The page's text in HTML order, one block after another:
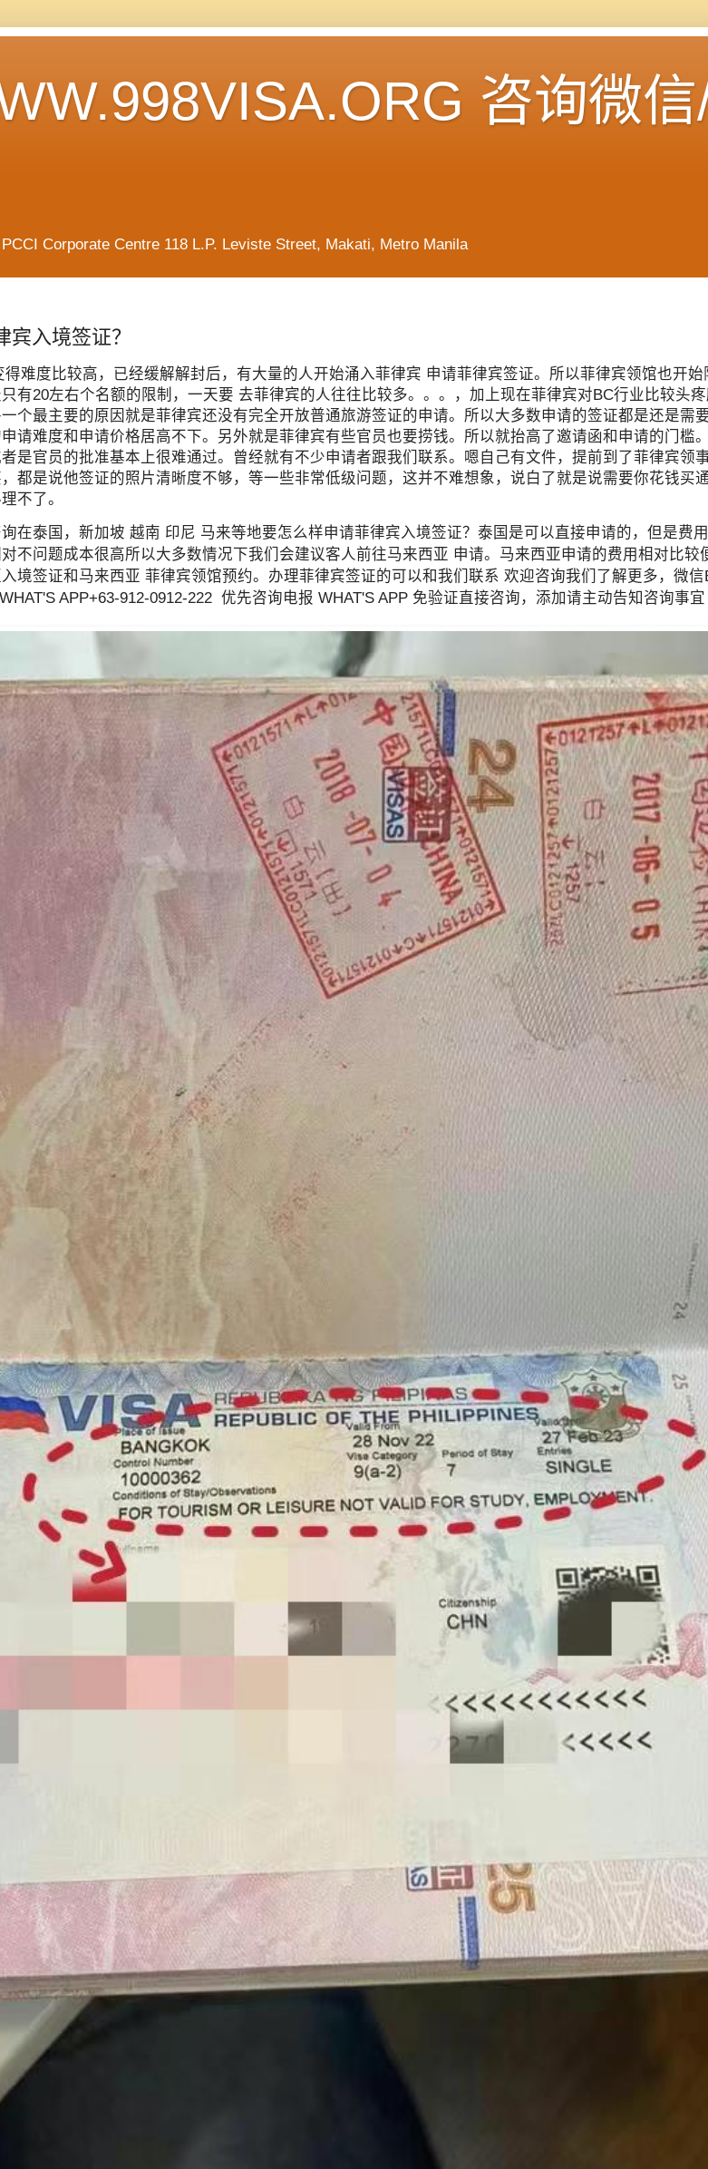
咨询微
Corporate Centre 118 L.P. Leviste Street, Makati, Metro Manila
入境签证？
难度比较高，已经缓解解封后，有大量的人开始涌入菲律宾 申请菲律宾签证。所以菲律宾领馆也开
有20左右个名额的限制，一天要 去菲律宾的人往往比较多。。。，加上现在菲律宾对BC行业比较头
个最主要的原因就是菲律宾还没有完全开放普通旅游签证的申请。所以大多数申请的签证都是还是需
请难度和申请价格居高不下。另外就是菲律宾有些官员也要捞钱。所以就抬高了邀请函和申请的门槛
是官员的批准基本上很难通过。曾经就有不少申请者跟我们联系。嗯自己有文件，提前到了菲律宾领
都是说他签证的照片清晰度不够，等一些非常低级问题，这并不难想象，说白了就是说需要你花钱买
不了。
在泰国，新加坡 越南 印尼 马来等地要怎么样申请菲律宾入境签证？泰国是可以直接申请的，但是费
不问题成本很高所以大多数情况下我们会建议客人前往马来西亚 申请。马来西亚申请的费用相对比较
境签证和马来西亚 菲律宾领馆预约。办理菲律宾签证的可以和我们联系 欢迎咨询我们了解更多，微
APP+63-912-0912-222 优先咨询电报 WHAT'S APP 免验证直接咨询，添加请主动告知咨询事